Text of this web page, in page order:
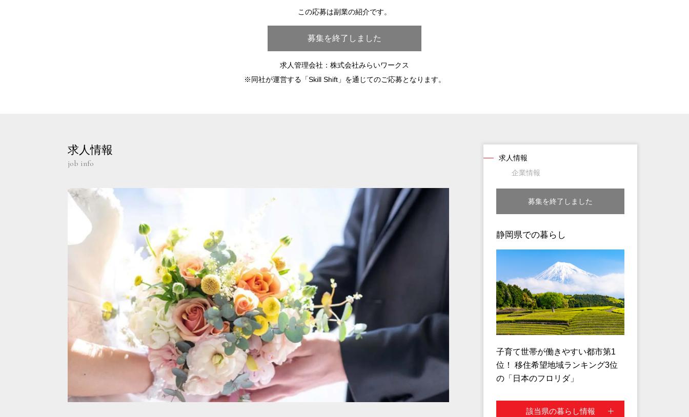
この応募は副業の紹介です。
募集を終了しました
求人管理会社：株式会社みらいワークス
※同社が運営する「Skill Shift」を通じてのご応募となります。
求人情報
job info
求人情報
企業情報
募集を終了しました
静岡県での暮らし
子育て世帯が働きやすい都市第1
位！ 移住希望地域ランキング3位
の「日本のフロリダ」
該当県の暮らし情報